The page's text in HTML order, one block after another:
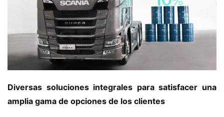
Diversas soluciones integrales para satisfacer una
amplia gama de opciones de los clientes